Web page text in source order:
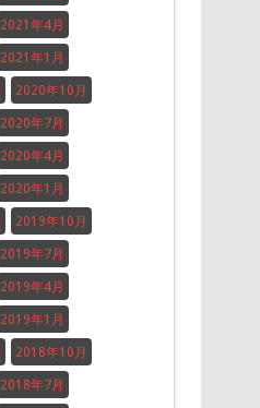
2021年4月
2021年1月
2020年10月
2020年7月
2020年4月
2020年1月
2019年10月
2019年7月
2019年4月
2019年1月
2018年10月
2018年7月